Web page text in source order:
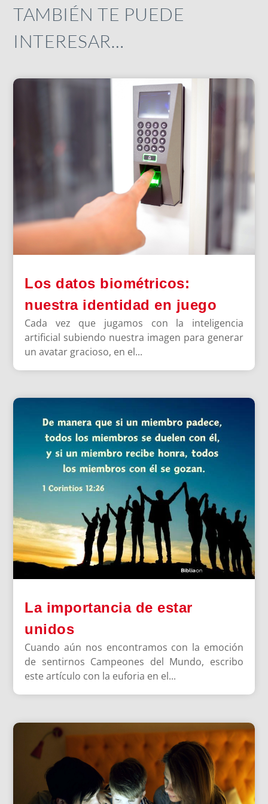
TAMBIÉN TE PUEDE
INTERESAR…
Los datos biométricos:
nuestra identidad en juego
Cada vez que jugamos con la inteligencia
artificial subiendo nuestra imagen para generar
un avatar gracioso, en el...
La importancia de estar
unidos
Cuando aún nos encontramos con la emoción
de sentirnos Campeones del Mundo, escribo
este artículo con la euforia en el...